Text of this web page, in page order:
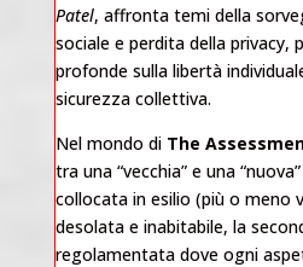
Patel, affronta temi della
sociale e perdita della privacy,
profonde sulla libertà
sicurezza collettiva.
Nel mondo di The
tra una “vecchia” e una
collocata in esilio (più o meno
desolata e inabitabile, la
regolamentata dove ogni